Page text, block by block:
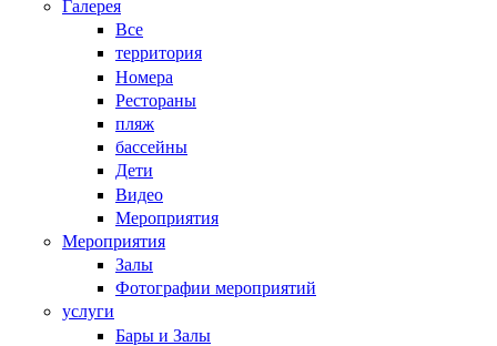
Галерея
Все
территория
Номера
Рестораны
пляж
бассейны
Дети
Видео
Мероприятия
Мероприятия
Залы
Фотографии мероприятий
услуги
Бары и Залы